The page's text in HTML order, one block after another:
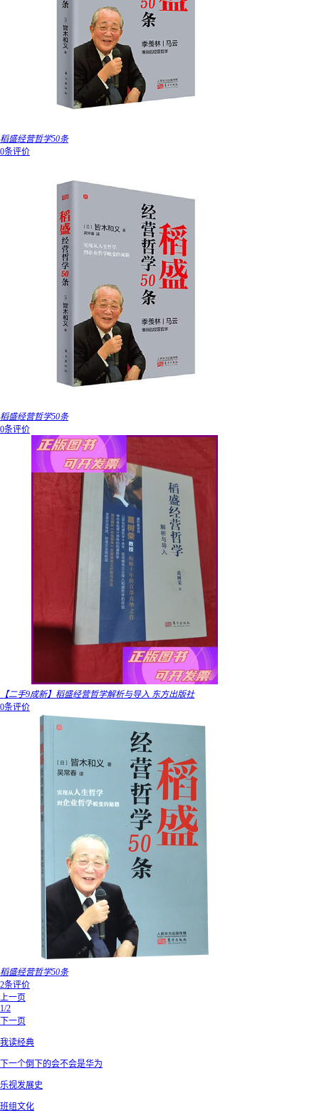
稻盛经营哲学50条
0条评价
稻盛经营哲学50条
0条评价
【二手9成新】稻盛经营哲学解析与导入 东方出版社
0条评价
稻盛经营哲学50条
2条评价
上一页
1/2
下一页
我读经典
下一个倒下的会不会是华为
乐视发展史
班组文化